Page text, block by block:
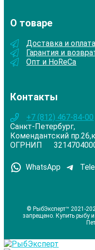
О товаре
Доставка и оплата
Гарантия и
Опт и HoReCa
Контакты
+7 (812) 467-84-00
Санкт-Петербург,
Комендантский
ОГРНИП
WhatsApp
© РыбЭксперт™ 2021-
запрещено. Купить рыбу